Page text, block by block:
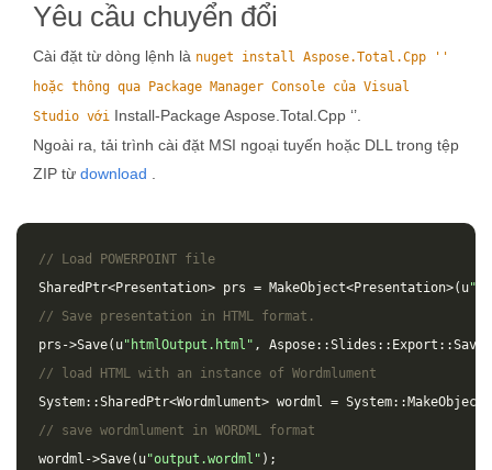
Yêu cầu chuyển đổi
Cài đặt từ dòng lệnh là nuget install Aspose.Total.Cpp ''
hoặc thông qua Package Manager Console của Visual
Studio với Install-Package Aspose.Total.Cpp ‘’.
Ngoài ra, tải trình cài đặt MSI ngoại tuyến hoặc DLL trong tệp
ZIP từ download
// Load POWERPOINT file
SharedPtr<Presentation> prs = MakeObject<Presentation>( u
// Save presentation in HTML format.
prs ->Save( u"htmlOutput.html" , Aspose::Slides :: Export ::
// load HTML with an instance of Wordmlument
System::SharedPtr<Wordmlument> wordml = System:: MakeObject
// save wordmlument in WORDML format
wordml ->Save( u"output.wordml" );